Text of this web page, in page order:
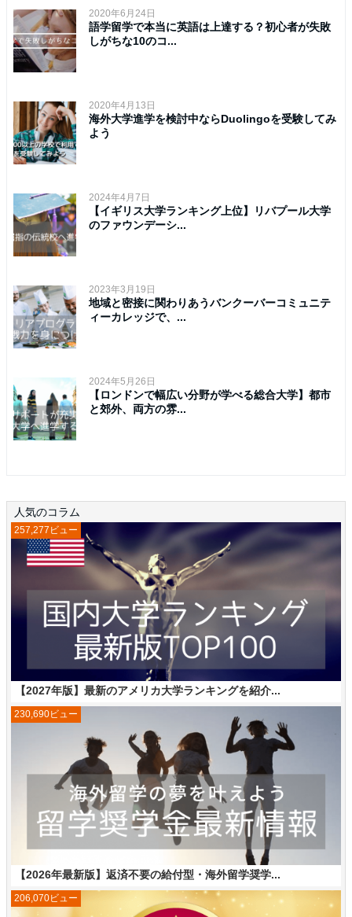
2020年6月24日
語学留学で本当に英語は上達する？初心者が失敗
しがちな10のコ...
2020年4月13日
海外大学進学を検討中ならDuolingoを受験してみ
よう
2024年4月7日
【イギリス大学ランキング上位】リバプール大学
のファウンデーシ...
2023年3月19日
地域と密接に関わりあうバンクーバーコミュニテ
ィーカレッジで、...
2024年5月26日
【ロンドンで幅広い分野が学べる総合大学】都市
と郊外、両方の雰...
人気のコラム
【2027年版】最新のアメリカ大学ランキングを紹介...
257,277ビュー
【2026年最新版】返済不要の給付型・海外留学奨学...
230,690ビュー
206,070ビュー